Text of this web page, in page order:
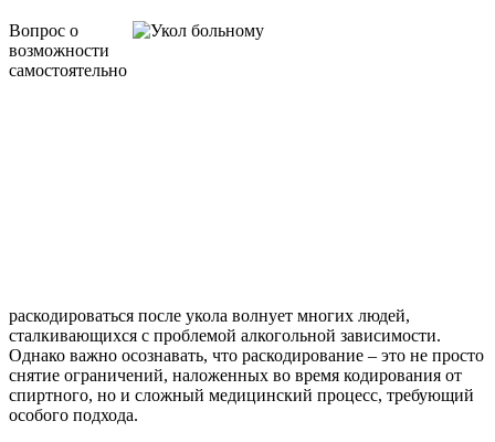
Вопрос о
возможности
самостоятельно
раскодироваться после укола волнует многих людей,
сталкивающихся с проблемой алкогольной зависимости.
Однако важно осознавать, что раскодирование – это не просто
снятие ограничений, наложенных во время кодирования от
спиртного, но и сложный медицинский процесс, требующий
особого подхода.